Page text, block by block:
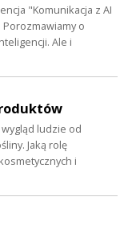
"Komunikacja z AI
o
Ale i
ludzie od
Jaką rolę
i